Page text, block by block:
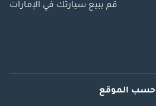
قم ببيع سيارتك في الإمارات
حسب الموقع